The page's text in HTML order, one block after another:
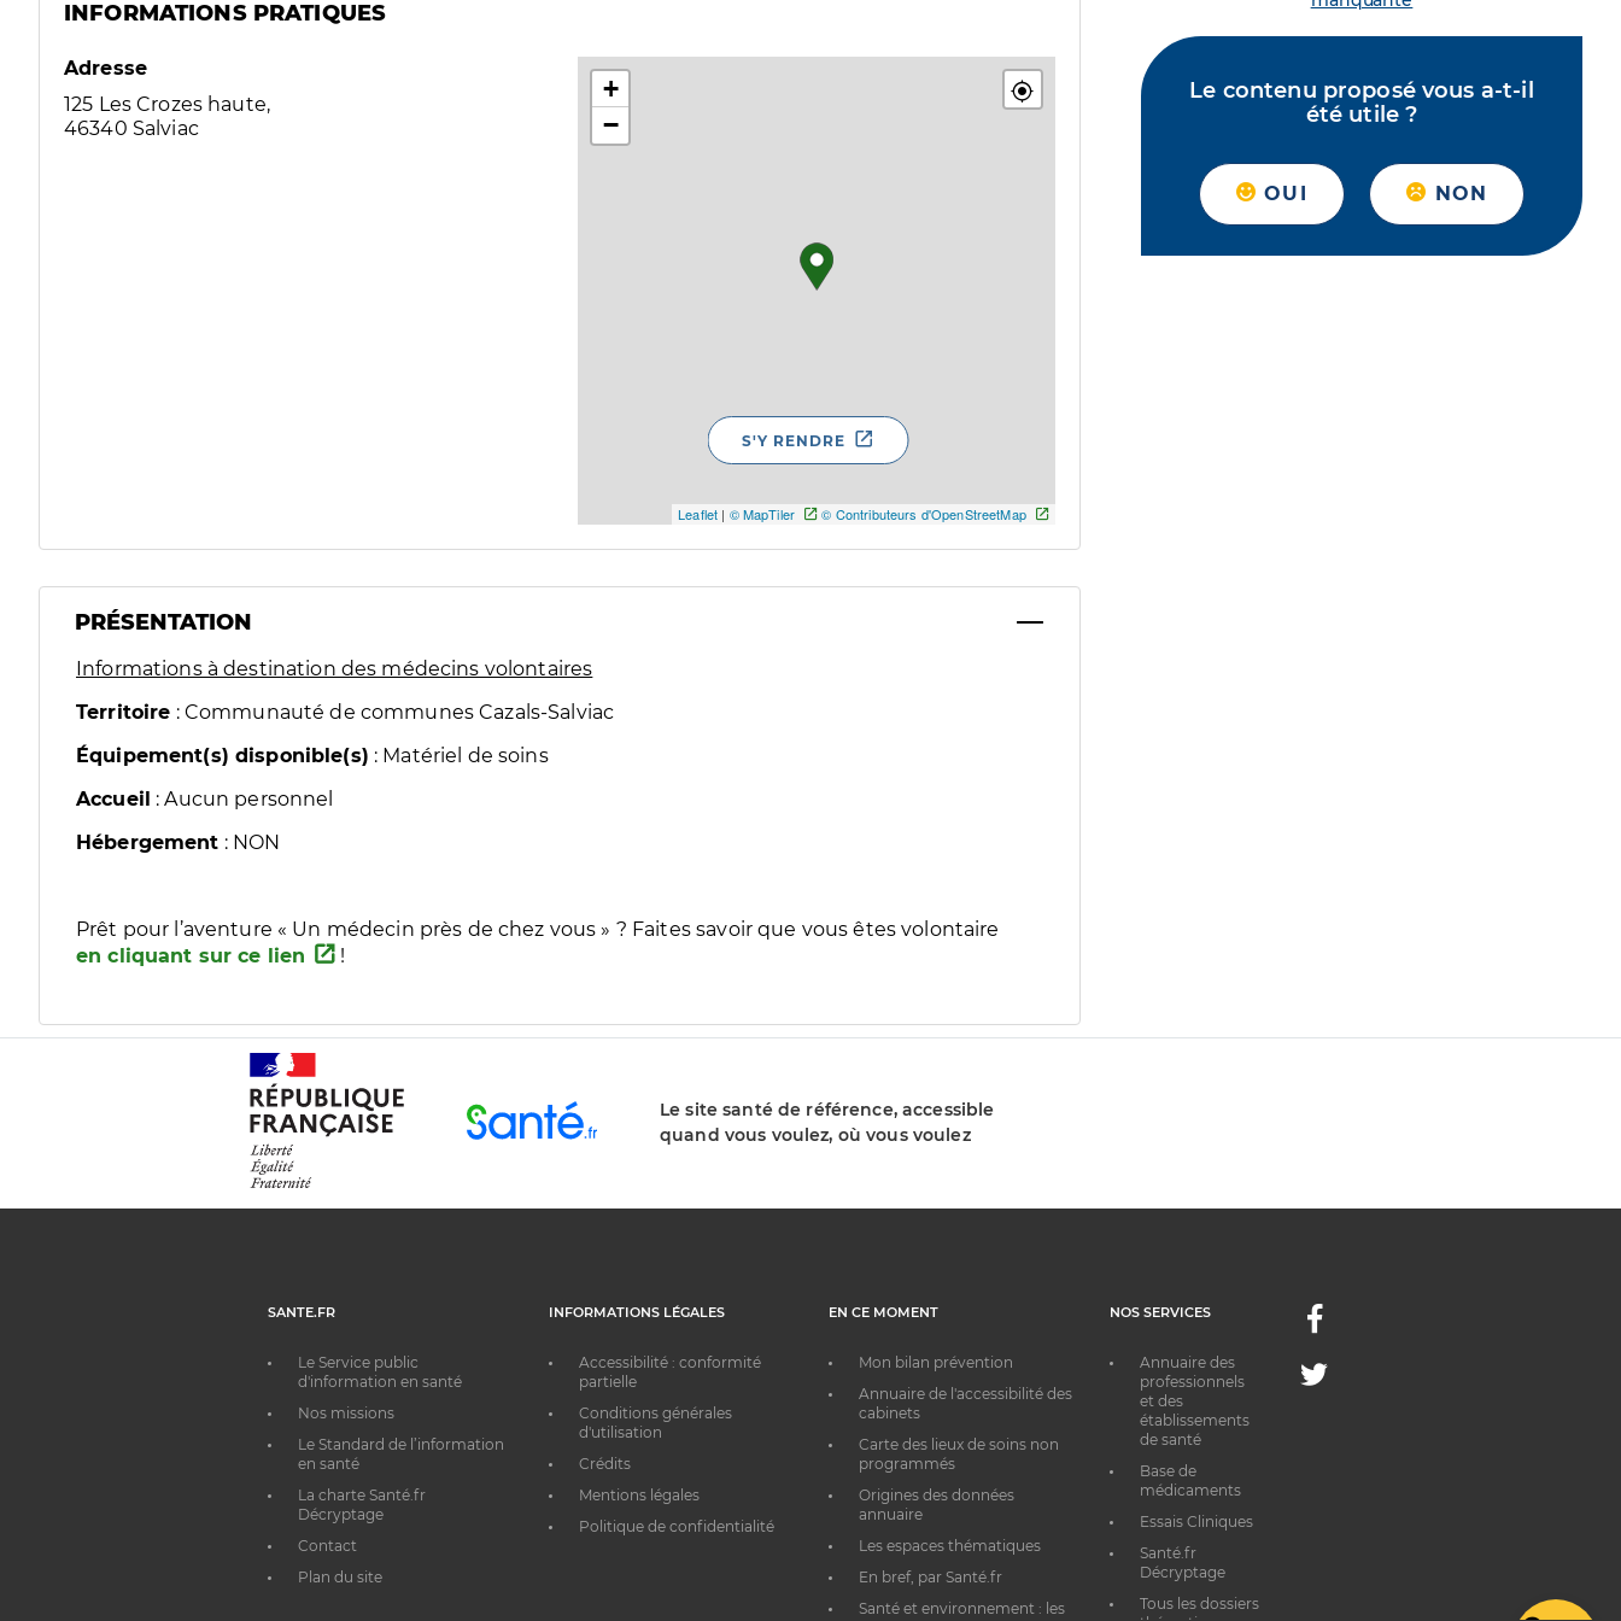
INFORMATIONS PRATIQUES
Adresse
125 Les Crozes haute,
46340 Salviac
+
−
Leaflet | © MapTiler © Contributeurs d'OpenStreetMap
S'Y RENDRE
PRÉSENTATION
Informations à destination des médecins volontaires
Territoire : Communauté de communes Cazals-Salviac
Équipement(s) disponible(s) : Matériel de soins
Accueil : Aucun personnel
Hébergement : NON
Prêt pour l’aventure « Un médecin près de chez vous » ? Faites savoir que vous êtes volontaire
en cliquant sur ce lien
!
Le contenu proposé vous a-t-il
été utile ?
OUI NON
Le site santé de référence, accessible
quand vous voulez, où vous voulez
SANTE.FR
Le Service public
d'information en santé
Nos missions
Le Standard de l’information
en santé
La charte Santé.fr
Décryptage
Contact
Plan du site
INFORMATIONS LÉGALES
Accessibilité : conformité
partielle
Conditions générales
d'utilisation
Crédits
Mentions légales
Politique de confidentialité
EN CE MOMENT
Mon bilan prévention
Annuaire de l'accessibilité des
cabinets
Carte des lieux de soins non
programmés
Origines des données
annuaire
Les espaces thématiques
En bref, par Santé.fr
Santé et environnement : les
NOS SERVICES
Annuaire des
professionnels
et des
établissements
de santé
Base de
médicaments
Essais Cliniques
Santé.fr
Décryptage
Tous les dossiers
Facebook
Twitter